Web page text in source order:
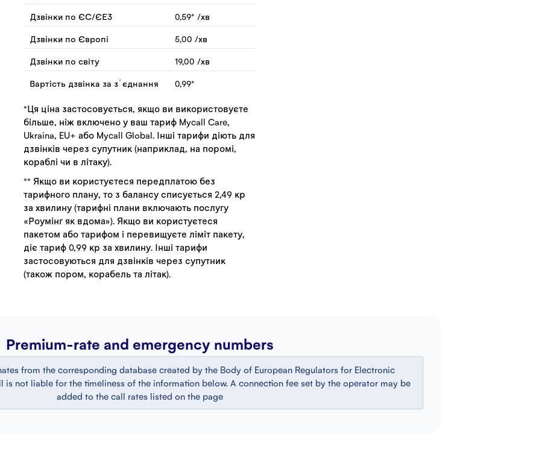
Дзвінки по ЄС/ЄЕЗ 0,59* /хв
Дзвінки по Європі 5,00 /хв
Дзвінки по світу 19,00 /хв
Вартість дзвінка за зʼєднання 0,99*
*Ця ціна застосовується, якщо ви використовуєте
більше, ніж включено у ваш тариф Mycall Care,
Ukraina, EU+ або Mycall Global. Інші тарифи діють для
дзвінків через супутник (наприклад, на поромі,
кораблі чи в літаку).
** Якщо ви користуєтеся передплатою без
тарифного плану, то з балансу списується 2,49 кр
за хвилину (тарифні плани включають послугу
«Роумінг як вдома»). Якщо ви користуєтеся
пакетом або тарифом і перевищуєте ліміт пакету,
діє тариф 0,99 кр за хвилину. Інші тарифи
застосовуються для дзвінків через супутник
(також пором, корабель та літак).
Premium-rate and emergency numbers
from the corresponding database created by the Body of European Regulators for Electronic
is not liable for the timeliness of the information below. A connection fee set by the operator may be
added to the call rates listed on the page